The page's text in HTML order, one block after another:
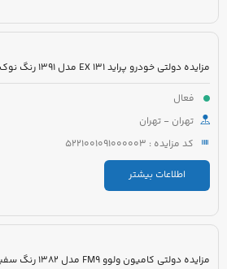
فعال
تهران - تهران
کد مزایده : 5221001091000003
اطلاعات بیشتر